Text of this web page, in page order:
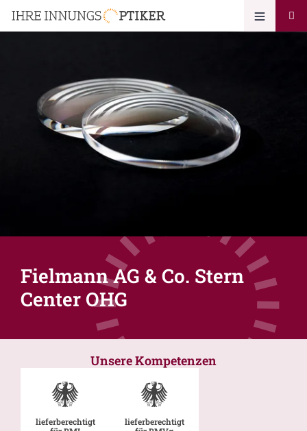
Fielmann AG & Co. Stern
Center OHG
Unsere Kompetenzen
lieferberechtigt
lieferberechtigt